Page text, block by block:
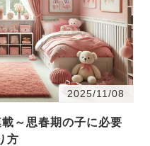
2025/11/08
～思春期の子に必要
方